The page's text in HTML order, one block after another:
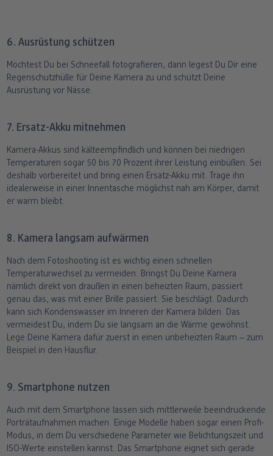
6. Ausrüstung schützen
Möchtest Du bei Schneefall fotografieren, dann legest Du Dir eine
Regenschutzhülle für Deine Kamera zu und schützt Deine
Ausrüstung vor Nässe.
7. Ersatz-Akku mitnehmen
Kamera-Akkus sind kälteempfindlich und können bei niedrigen
Temperaturen sogar 50 bis 70 Prozent ihrer Leistung einbüßen. Sei
deshalb vorbereitet und bring einen Ersatz-Akku mit. Trage ihn
idealerweise in einer Innentasche möglichst nah am Körper, damit
er warm bleibt.
8. Kamera langsam aufwärmen
Nach dem Fotoshooting ist es wichtig einen schnellen
Temperaturwechsel zu vermeiden. Bringst Du Deine Kamera
nämlich direkt von draußen in einen beheizten Raum, passiert
genau das, was mit einer Brille passiert: Sie beschlägt. Dadurch
kann sich Kondenswasser im Inneren der Kamera bilden. Das
vermeidest Du, indem Du sie langsam an die Wärme gewöhnst.
Lege Deine Kamera dafür zuerst in einen unbeheizten Raum ‒ zum
Beispiel in den Hausflur.
9. Smartphone nutzen
Auch mit dem Smartphone lassen sich mittlerweile beeindruckende
Porträtaufnahmen machen. Einige Modelle haben sogar einen Profi-
Modus, in dem Du verschiedene Parameter wie Belichtungszeit und
ISO-Werte einstellen kannst. Das Smartphone eignet sich gerade